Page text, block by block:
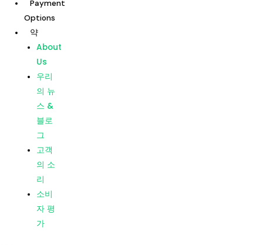
집
우리의
치료
지점
Dentists
Payment
Options
약
About
Us
우리
의 뉴
스 &
Payment
Options
약
About
Us
우리
의 뉴
스 &
블로
그
고객
의 소
리
소비
자 평
가